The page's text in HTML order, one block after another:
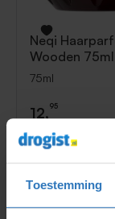
Toestemming
Neqi
Wooden 75ml
75ml
12,95